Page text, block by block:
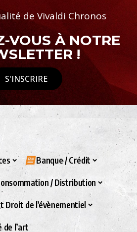
de Vivaldi Chronos
VOUS À NOTRE
!
S'INSCRIRE
Banque / Crédit
/ Distribution
Droit de l’évènementiel
de l’art